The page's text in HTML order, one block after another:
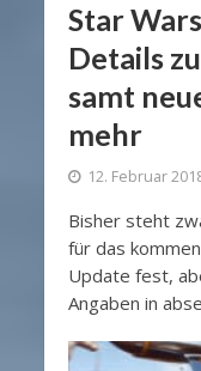
Star
Details
samt
mehr
12. Februar
Bisher steht
für das
Update fest,
Angaben in